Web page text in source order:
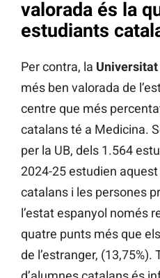
valorada és la
estudiants
Per contra, la Universitat
més ben valorada de
centre que més
catalans té a Medicina.
per la UB, dels 1.564
2024-25 estudien aquest
catalans i les persones
l’estat espanyol només
quatre punts més que
de l’estranger,